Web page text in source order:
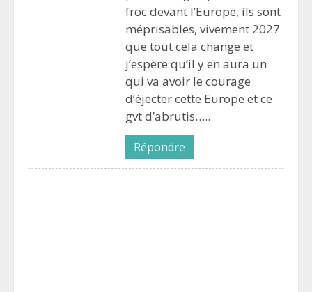
froc devant l’Europe, ils sont
méprisables, vivement 2027
que tout cela change et
j’espère qu’il y en aura un
qui va avoir le courage
d’éjecter cette Europe et ce
gvt d’abrutis…..
Répondre